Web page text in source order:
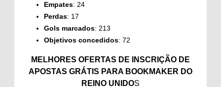
Empates: 24
Perdas: 17
Gols marcados: 213
Objetivos concedidos: 72
MELHORES OFERTAS DE INSCRIÇÃO DE
APOSTAS GRÁTIS PARA BOOKMAKER DO
REINO UNIDOS